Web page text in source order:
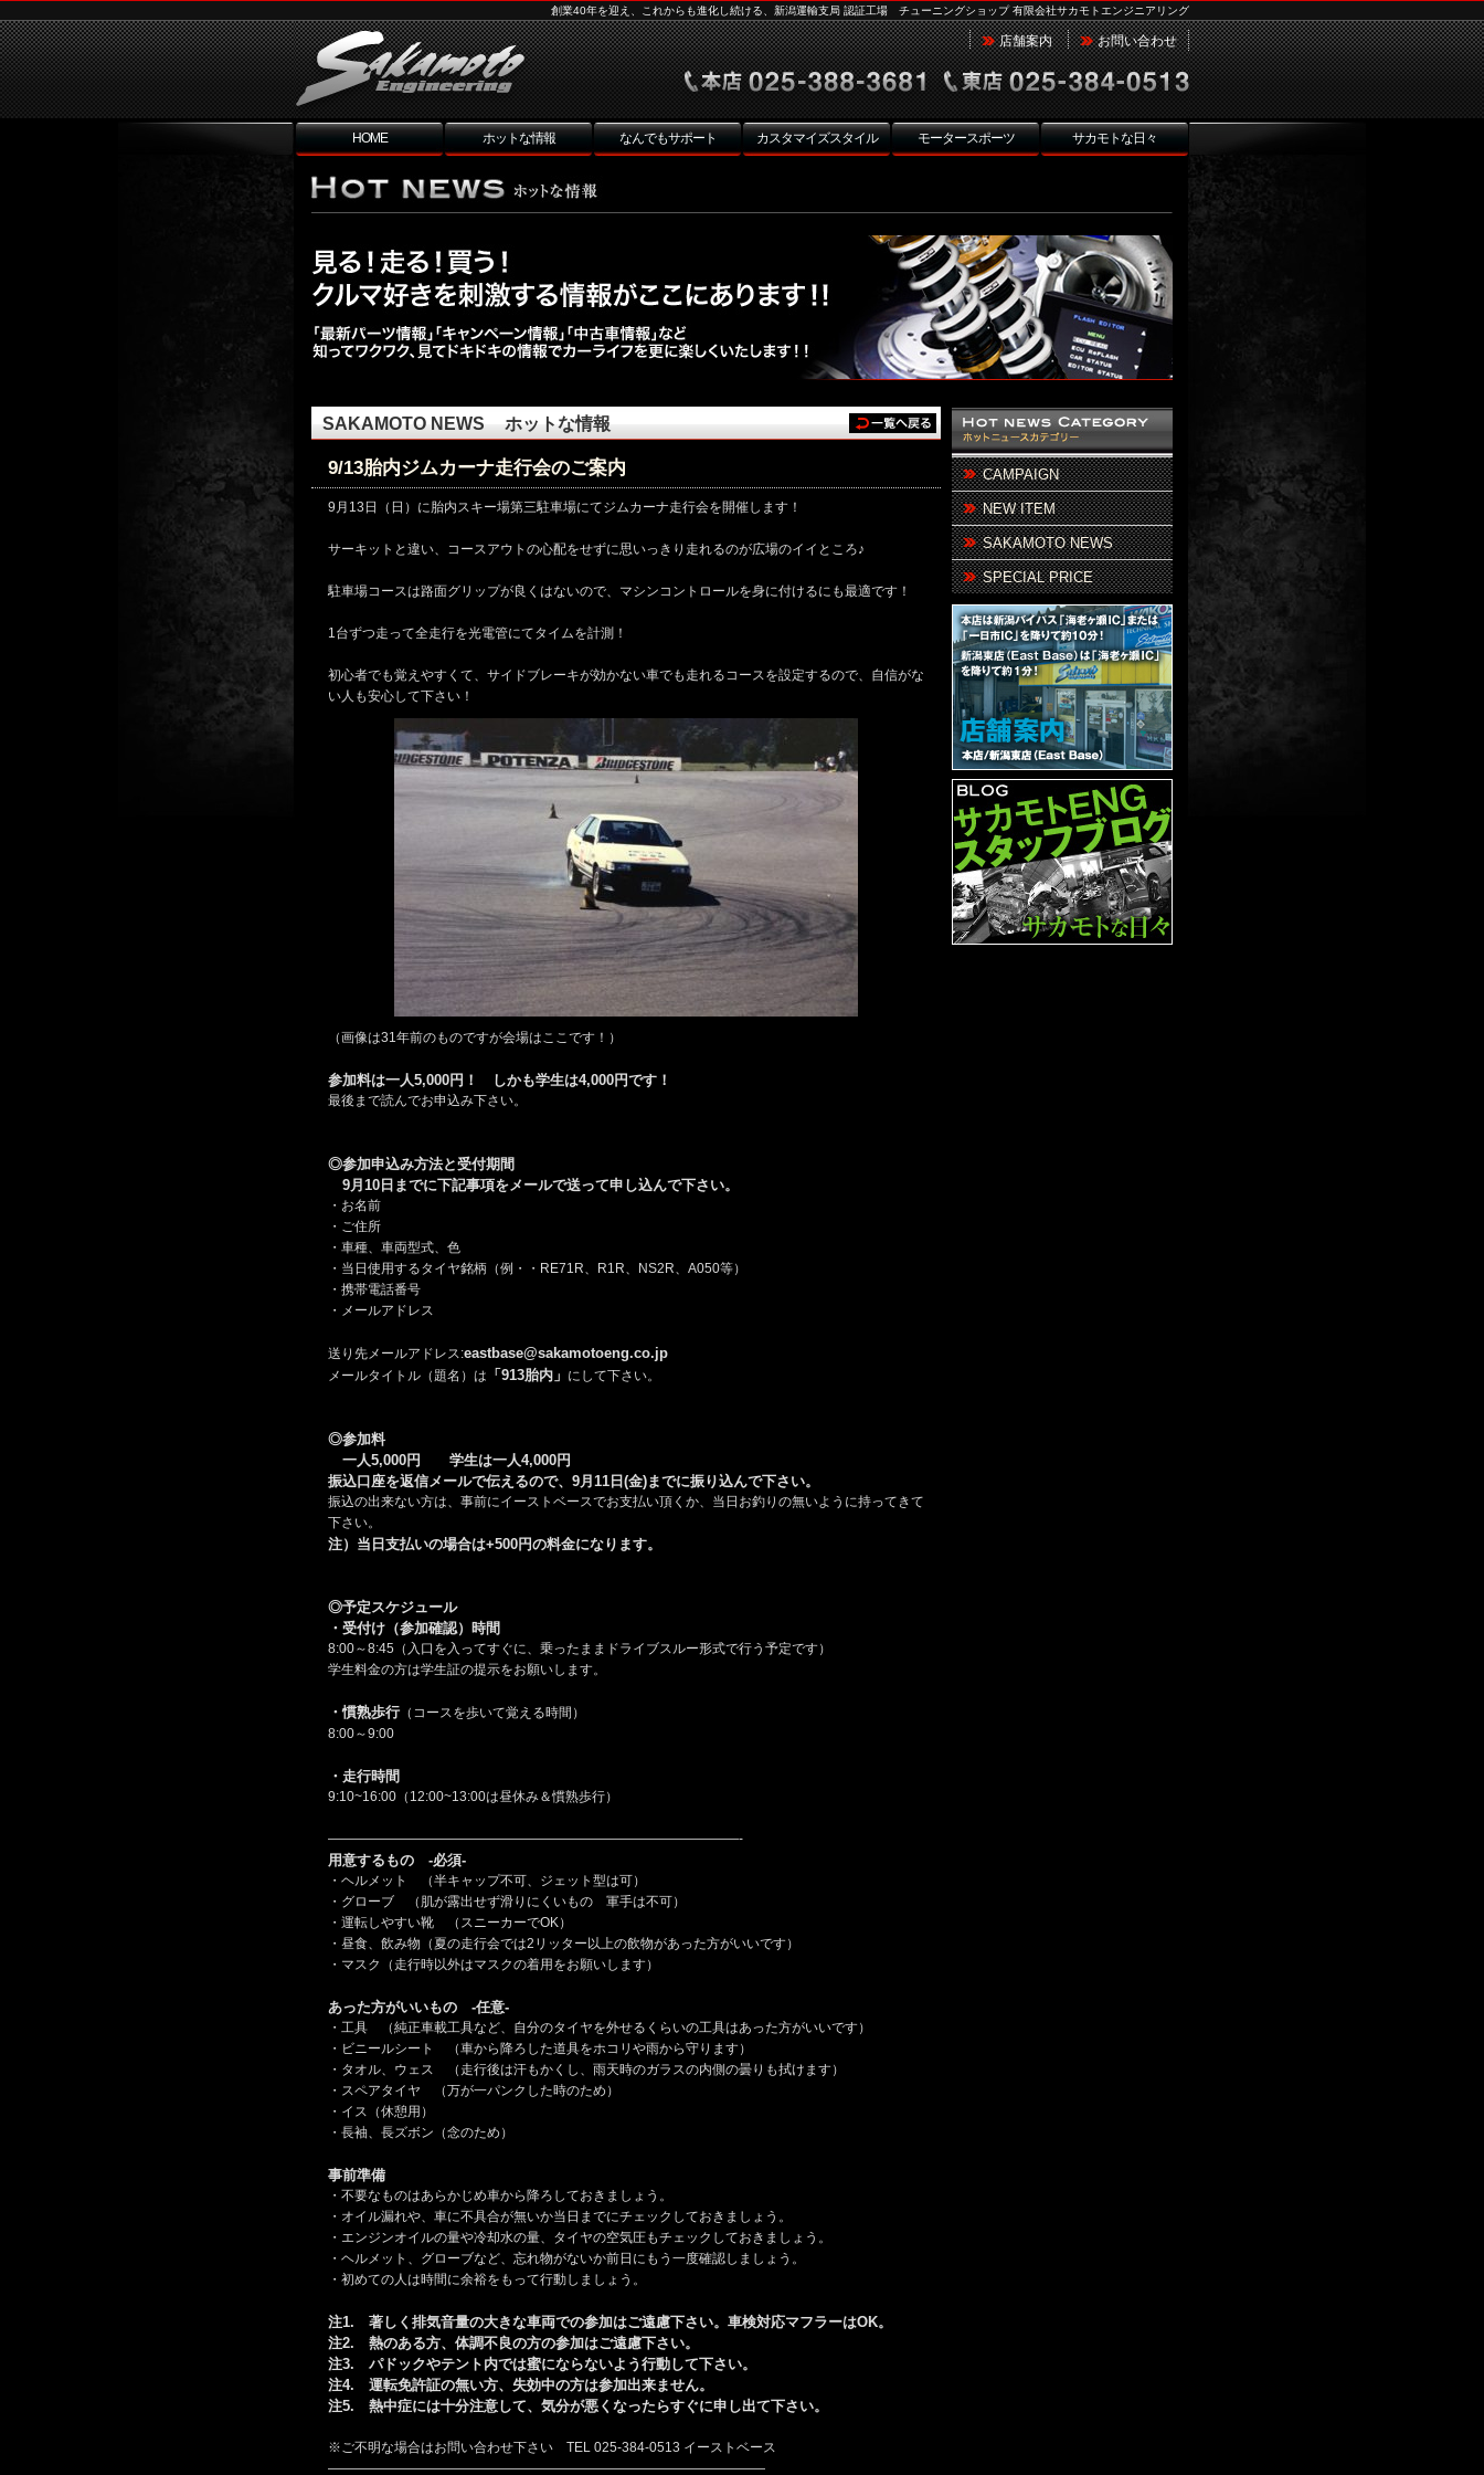
創業40年を迎え、これからも進化し続ける、新潟運輸支局 認証工場 チューニングショップ 有限会社サカモトエンジニアリング
店舗案内 お問い合わせ
HOME ホットな情報 なんでもサポート カスタマイズスタイル モータースポーツ サカモトな日々
SAKAMOTO NEWS ホットな情報
9/13胎内ジムカーナ走行会のご案内
9月13日（日）に胎内スキー場第三駐車場にてジムカーナ走行会を開催します！
サーキットと違い、コースアウトの心配をせずに思いっきり走れるのが広場のイイところ♪
駐車場コースは路面グリップが良くはないので、マシンコントロールを身に付けるにも最適です！
1台ずつ走って全走行を光電管にてタイムを計測！
初心者でも覚えやすくて、サイドブレーキが効かない車でも走れるコースを設定するので、自信がな
い人も安心して下さい！
（画像は31年前のものですが会場はここです！）
参加料は一人5,000円！ しかも学生は4,000円です！
最後まで読んでお申込み下さい。
◎参加申込み方法と受付期間
9月10日までに下記事項をメールで送って申し込んで下さい。
・お名前
・ご住所
・車種、車両型式、色
・当日使用するタイヤ銘柄（例・・RE71R、R1R、NS2R、A050等）
・携帯電話番号
・メールアドレス
送り先メールアドレス:eastbase@sakamotoeng.co.jp
メールタイトル（題名）は 「913胎内」 にして下さい。
◎参加料
一人5,000円 学生は一人4,000円
振込口座を返信メールで伝えるので、9月11日(金)までに振り込んで下さい。
振込の出来ない方は、事前にイーストベースでお支払い頂くか、当日お釣りの無いように持ってきて
下さい。
注）当日支払いの場合は+500円の料金になります。
◎予定スケジュール
・受付け（参加確認）時間
8:00～8:45（入口を入ってすぐに、乗ったままドライブスルー形式で行う予定です）
学生料金の方は学生証の提示をお願いします。
・慣熟歩行 （コースを歩いて覚える時間）
8:00～9:00
・走行時間
9:10~16:00（12:00~13:00は昼休み＆慣熟歩行）
———————————————————————————————-
用意するもの -必須-
・ヘルメット （半キャップ不可、ジェット型は可）
・グローブ （肌が露出せず滑りにくいもの 軍手は不可）
・運転しやすい靴 （スニーカーでOK）
・昼食、飲み物（夏の走行会では2リッター以上の飲物があった方がいいです）
・マスク（走行時以外はマスクの着用をお願いします）
あった方がいいもの -任意-
・工具 （純正車載工具など、自分のタイヤを外せるくらいの工具はあった方がいいです）
・ビニールシート （車から降ろした道具をホコリや雨から守ります）
・タオル、ウェス （走行後は汗もかくし、雨天時のガラスの内側の曇りも拭けます）
・スペアタイヤ （万が一パンクした時のため）
・イス（休憩用）
・長袖、長ズボン（念のため）
事前準備
・不要なものはあらかじめ車から降ろしておきましょう。
・オイル漏れや、車に不具合が無いか当日までにチェックしておきましょう。
・エンジンオイルの量や冷却水の量、タイヤの空気圧もチェックしておきましょう。
・ヘルメット、グローブなど、忘れ物がないか前日にもう一度確認しましょう。
・初めての人は時間に余裕をもって行動しましょう。
注1. 著しく排気音量の大きな車両での参加はご遠慮下さい。車検対応マフラーはOK。
注2. 熱のある方、体調不良の方の参加はご遠慮下さい。
注3. パドックやテント内では蜜にならないよう行動して下さい。
注4. 運転免許証の無い方、失効中の方は参加出来ません。
注5. 熱中症には十分注意して、気分が悪くなったらすぐに申し出て下さい。
※ご不明な場合はお問い合わせ下さい TEL 025-384-0513 イーストベース
—————————————————————————————————
CAMPAIGN
NEW ITEM
SAKAMOTO NEWS
SPECIAL PRICE